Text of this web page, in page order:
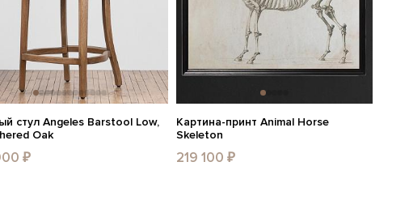
стул Angeles Barstool Low,
Oak
₽
Картина-принт Animal Horse
Skeleton
219 100 ₽